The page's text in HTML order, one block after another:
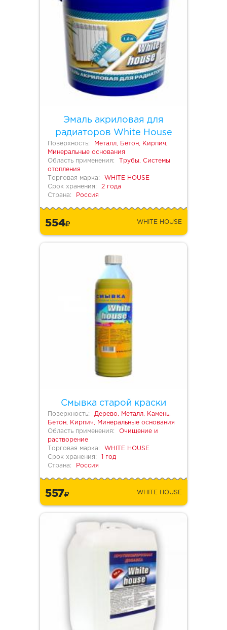
Эмаль акриловая для
радиаторов White House
Поверхность:
Металл, Бетон, Кирпич,
Минеральные основания
Область применения:
Трубы, Системы
отопления
Торговая марка:
WHITE HOUSE
Срок хранения:
2 года
Страна:
Россия
554 WHITE HOUSE
Смывка старой краски
Поверхность:
Дерево, Металл, Камень,
Бетон, Кирпич, Минеральные основания
Область применения:
Очищение и
растворение
Торговая марка:
WHITE HOUSE
Срок хранения:
1 год
Страна:
Россия
557 WHITE HOUSE